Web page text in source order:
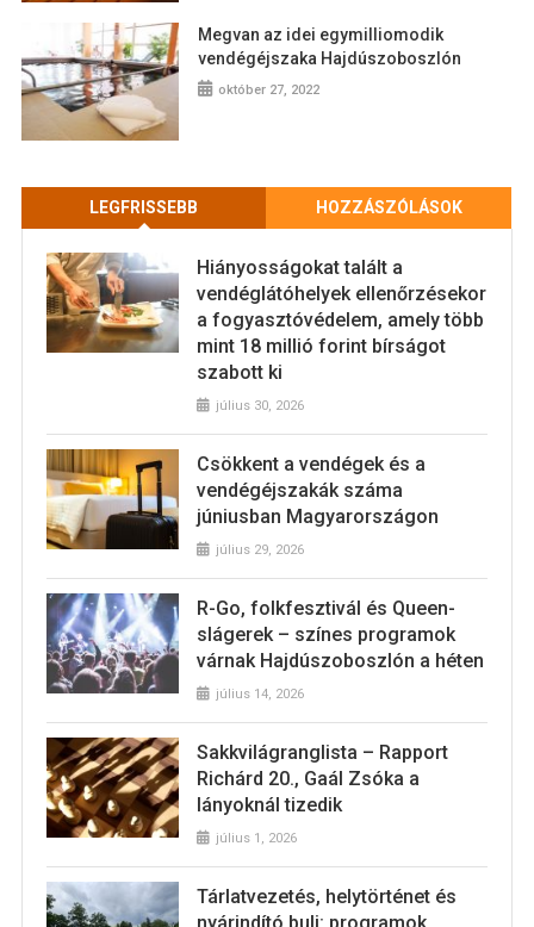
Megvan az idei egymilliomodik
vendégéjszaka Hajdúszoboszlón
október 27, 2022
LEGFRISSEBB HOZZÁSZÓLÁSOK
Hiányosságokat talált a
vendéglátóhelyek ellenőrzésekor
a fogyasztóvédelem, amely több
mint 18 millió forint bírságot
szabott ki
július 30, 2026
Csökkent a vendégek és a
vendégéjszakák száma
júniusban Magyarországon
július 29, 2026
R-Go, folkfesztivál és Queen-
slágerek – színes programok
várnak Hajdúszoboszlón a héten
július 14, 2026
Sakkvilágranglista – Rapport
Richárd 20., Gaál Zsóka a
lányoknál tizedik
július 1, 2026
Tárlatvezetés, helytörténet és